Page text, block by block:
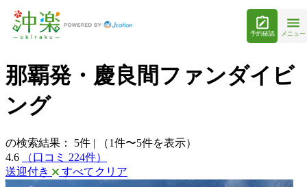
予約確認 メニュー
那覇発・慶良間ファンダイビ
ング
の検索結果： 5件 |
（1件〜5件を表示）
4.6
（口コミ 224件）
送迎付き
すべてクリア